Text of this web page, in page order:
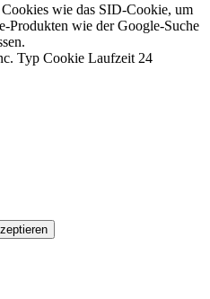
wie das SID-Cookie, um
Produkten wie der Google-Suche
Typ Cookie Laufzeit 24